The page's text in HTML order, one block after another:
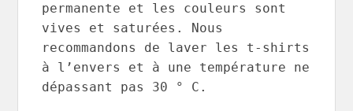
permanente et les couleurs sont
vives et saturées. Nous
recommandons de laver les t-shirts
à l’envers et à une température ne
dépassant pas 30 ° C.